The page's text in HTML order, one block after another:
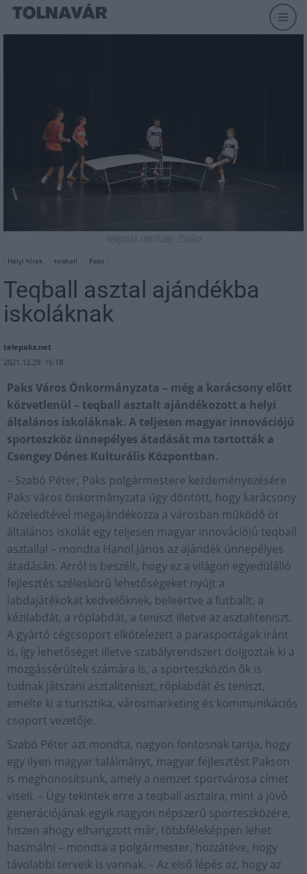
telepaks.net/Szép Zsóka
Helyi hírek teqball Paks
Teqball asztal ajándékba
iskoláknak
telepaks.net
2021.12.29. 16:18
Paks Város Önkormányzata – még a karácsony előtt
közvetlenül – teqball asztalt ajándékozott a helyi
általános iskoláknak. A teljesen magyar innovációjú
sporteszköz ünnepélyes átadását ma tartották a
Csengey Dénes Kulturális Központban.
– Szabó Péter, Paks polgármestere kezdeményezésére
Paks város önkormányzata úgy döntött, hogy karácsony
közeledtével megajándékozza a városban működő öt
általános iskolát egy teljesen magyar innovációjú teqball
asztallal – mondta Hanol János az ajándék ünnepélyes
átadásán. Arról is beszélt, hogy ez a világon egyedülálló
fejlesztés széleskörű lehetőségeket nyújt a
labdajátékokat kedvelőknek, beleértve a futballt, a
kézilabdát, a röplabdát, a teniszt illetve az asztaliteniszt.
A gyártó cégcsoport elkötelezett a parasportágak iránt
is, így lehetőséget illetve szabályrendszert dolgoztak ki a
mozgássérültek számára is, a sporteszközön ők is
tudnak játszani asztaliteniszt, röplabdát és teniszt,
emelte ki a turisztika, városmarketing és kommunikációs
csoport vezetője.
Szabó Péter azt mondta, nagyon fontosnak tartja, hogy
egy ilyen magyar találmányt, magyar fejlesztést Pakson
is meghonosítsunk, amely a nemzet sportvárosa címet
viseli. – Úgy tekintek erre a teqball asztalra, mint a jövő
generációjának egyik nagyon népszerű sporteszközére,
hiszen ahogy elhangzott már, többféleképpen lehet
használni – mondta a polgármester, hozzátéve, hogy
távolabbi terveik is vannak. – Az első lépés az, hogy az